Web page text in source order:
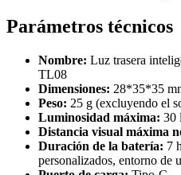
Parámetros técnicos
Nombre: Luz trasera
TL08
Dimensiones: 28*35*35
Peso: 25 g (excluyendo el
Luminosidad máxima: 30
Distancia visual máxima
Duración de la batería: 7
personalizados, entorno de